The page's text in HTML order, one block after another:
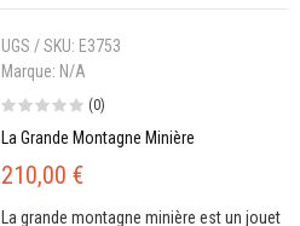
UGS / SKU: E3753
Marque: N/A
(0)
La Grande Montagne Minière
210,00 €
La grande montagne minière est un jouet